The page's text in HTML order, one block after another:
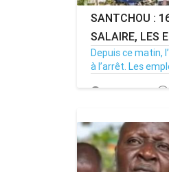
SANTCHOU :
SALAIRE, LES
Depuis ce matin,
à l’arrêt. Les
20/07/26